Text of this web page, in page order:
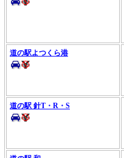
道の駅よつくら港
道の駅 針T・R・S